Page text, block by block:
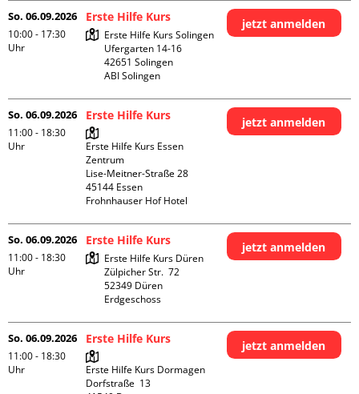
So. 06.09.2026
10:00 - 17:30
Uhr
Erste Hilfe Kurs
Erste Hilfe Kurs Solingen
Ufergarten 14-16
42651 Solingen
ABI Solingen
jetzt anmelden
So. 06.09.2026
11:00 - 18:30
Uhr
Erste Hilfe Kurs
Erste Hilfe Kurs Essen
Zentrum
Lise-Meitner-Straße 28
45144 Essen
Frohnhauser Hof Hotel
jetzt anmelden
So. 06.09.2026
11:00 - 18:30
Uhr
Erste Hilfe Kurs
Erste Hilfe Kurs Düren
Zülpicher Str.  72
52349 Düren
Erdgeschoss
jetzt anmelden
So. 06.09.2026
11:00 - 18:30
Uhr
Erste Hilfe Kurs
Erste Hilfe Kurs Dormagen
Dorfstraße  13
jetzt anmelden